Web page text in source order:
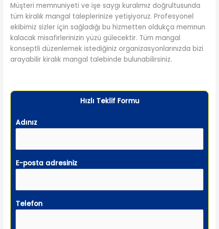
Müşteri memnuniyeti ve işe saygı kuralımız doğrultusunda
tüm kiralık mangal taleplerinize yetişiyoruz. Profesyonel
ekibimiz sizler için sağladığı bu hizmetten oldukça memnun
kalacak misafirlerinizin yüzü gülecektir. Tüm mangal
konseptli düzenlemek istediğiniz organizasyonlarınızda bizi
arayabilir kiralık mangal talebinde bulunabilirsiniz.
Hızlı Teklif Formu
Adınız
E-posta adresiniz
Telefon